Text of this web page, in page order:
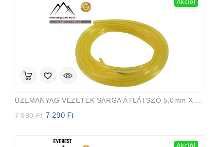
Akció!
ÜZEMANYAG VEZETÉK SÁRGA ÁTLÁTSZÓ 5,0mm X 8,0mm 15m EVEREST PRO
7 990Ft Original
7 290 Ft